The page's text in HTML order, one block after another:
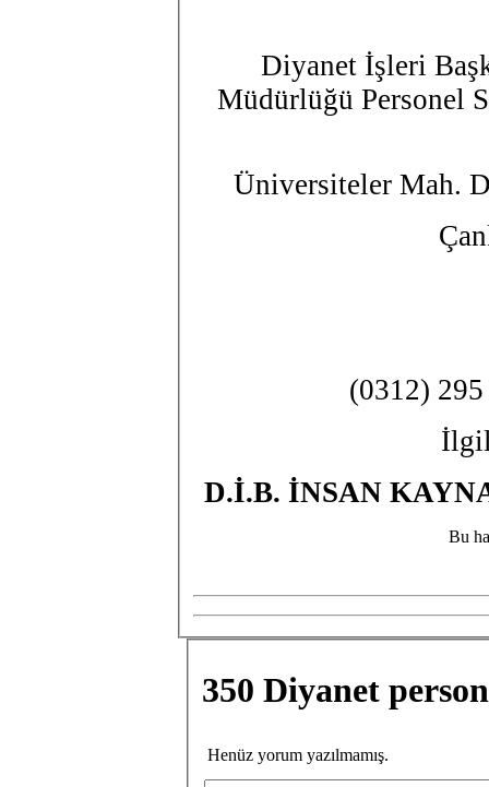
Diyanet İşleri
Müdürlüğü Personel
Üniversiteler Mah.
(0312)
D.İ.B. İNSAN
Bu